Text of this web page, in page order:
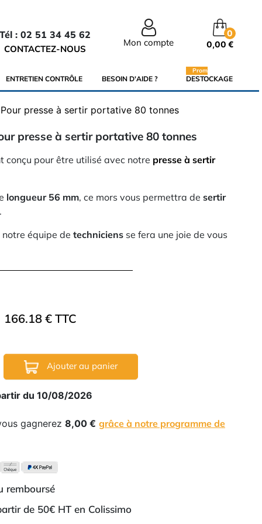
Tél : 02 51 34 45 62
CONTACTEZ-NOUS
Mon compte
0
0,00 €
ENTRETIEN CONTRÔLE BESOIN D'AIDE ? DESTOCKAGE
Promo
presse à sertir portative 80 tonnes
presse à sertir portative 80 tonnes
conçu pour être utilisé avec notre presse à sertir
longueur 56 mm, ce mors vous permettra de sertir
.
équipe de techniciens se fera une joie de vous
166.18 € TTC
Ajouter au panier
du 10/08/2026
gagnerez 8,00 € grâce à notre programme de
remboursé
de 50€ HT en Colissimo